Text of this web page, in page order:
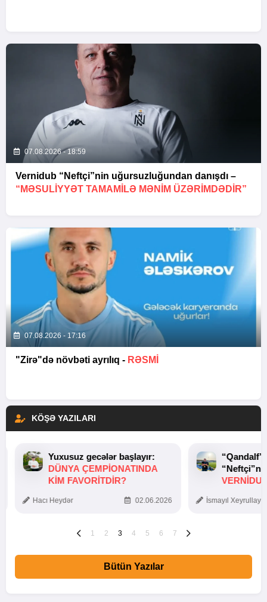
07.08.2026 - 18:59
Vernidub “Neftçi”nin uğursuzluğundan danışdı –
“MƏSULIYYƏT TAMAMILƏ MƏNIM ÜZƏRIMDƏDIR”
07.08.2026 - 17:16
"Zirə"də növbəti ayrılıq - RƏSMİ
KÖŞƏ YAZILARI
Yuxusuz gecələr başlayır:
DÜNYA ÇEMPIONATINDA
KIM FAVORITDIR?
Hacı Heydər 02.06.2026 İsmayıl
1 2 3 4 5 6 7
Bütün Yazılar